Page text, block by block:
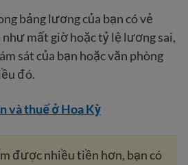
bảng lương của bạn có vẻ
như mất giờ hoặc tỷ lệ lương sai,
sát của bạn hoặc văn phòng
đó.
và thuế ở Hoa Kỳ
được nhiều tiền hơn, bạn có